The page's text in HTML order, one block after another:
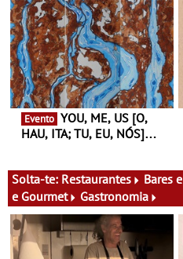
Antiga primeira-ministra da
Finlândia é a convidada da
primeira edição do novo
ciclo de debates dedicado
aos grandes temas do
nosso tempo
Evento
HAU, ITA; TU, EU, NÓS]
13 de Dezembro
Solta-te: Restaurantes Bares
e Gourmet
Gastronomia